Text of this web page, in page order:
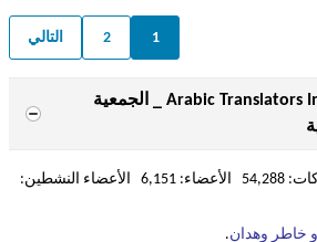
1
2 التالي
إحصائيات Arabic Translators International _ الجمعية
المواضيع: 10,521 المشاركات: 54,288 الأعضاء: 6,151 الأعضاء النشطين:
خاطر وهدان.